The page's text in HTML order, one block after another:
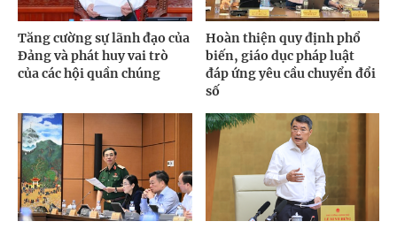
Tăng cường sự lãnh đạo của
Đảng và phát huy vai trò
của các hội quần chúng
Hoàn thiện quy định phổ
biến, giáo dục pháp luật
đáp ứng yêu cầu chuyển đổi
số